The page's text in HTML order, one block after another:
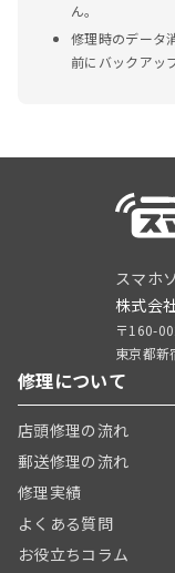
ん。
修理時のデータ
前にバックアッ
スマホ
株式会
〒160-
東京都
修理について
店頭修理の流れ
郵送修理の流れ
修理実績
よくある質問
お役立ちコラム